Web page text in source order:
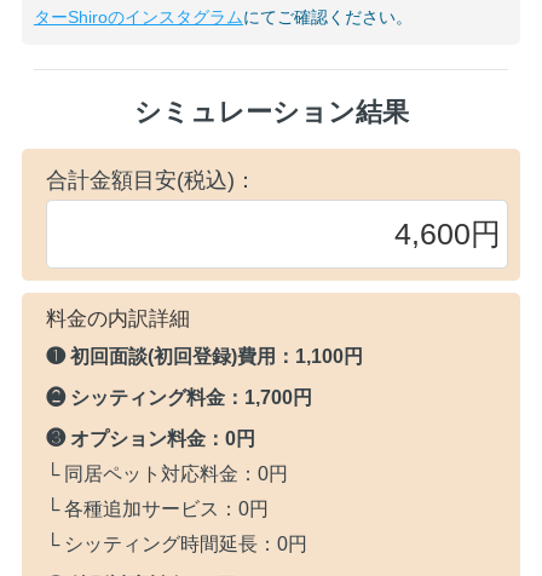
ターShiroのインスタグラムにてご確認ください。
シミュレーション結果
合計金額目安(税込)：
料金の内訳詳細
❶ 初回面談(初回登録)費用： 1,100円
❷ シッティング料金： 1,700円
❸ オプション料金： 0円
└ 同居ペット対応料金： 0円
└ 各種追加サービス： 0円
└ シッティング時間延長： 0円